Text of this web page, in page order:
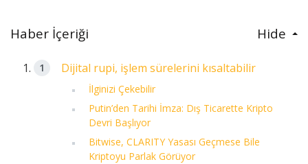
Haber İçeriği Hide
Dijital rupi, işlem sürelerini kısaltabilir
İlginizi Çekebilir
Putin’den Tarihi İmza: Dış Ticarette Kripto
Devri Başlıyor
Bitwise, CLARITY Yasası Geçmese Bile
Kriptoyu Parlak Görüyor